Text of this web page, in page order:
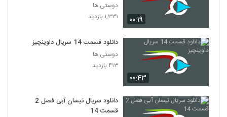
۰۰:۱۹
دوستی ها
۱,۳۳۱ بازدید
۰۰:۴۳
دانلود قسمت 14 سریال داوینچیز
دوستی ها
۴۱۳ بازدید
دانلود سریال نیسان آبی فصل 2
قسمت 14